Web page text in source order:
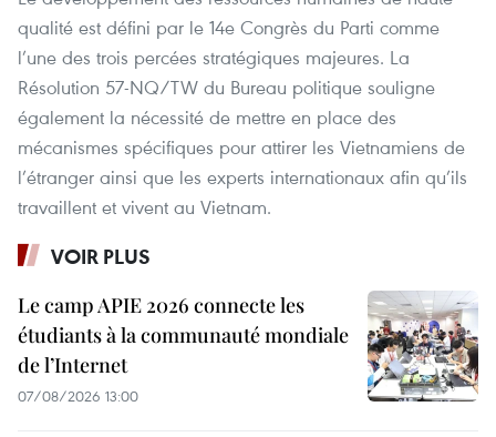
qualité est défini par le 14e Congrès du Parti comme
l’une des trois percées stratégiques majeures. La
Résolution 57-NQ/TW du Bureau politique souligne
également la nécessité de mettre en place des
mécanismes spécifiques pour attirer les Vietnamiens de
l’étranger ainsi que les experts internationaux afin qu’ils
travaillent et vivent au Vietnam.
VOIR PLUS
Le camp APIE 2026 connecte les
étudiants à la communauté mondiale
de l’Internet
07/08/2026 13:00